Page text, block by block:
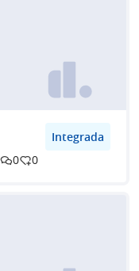
Integrada
0 0